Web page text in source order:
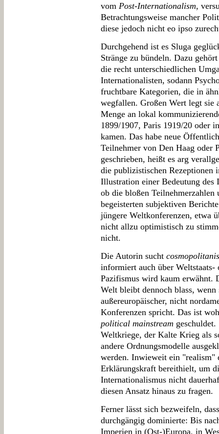
vom Post-Internationalism,
Betrachtungsweise mancher
diese jedoch nicht eo ipso
Durchgehend ist es Sluga
Stränge zu bündeln. Dazu
die recht unterschiedlichen
Internationalisten, sodann
fruchtbare Kategorien, die in
wegfallen. Großen Wert legt
Menge an lokal
1899/1907, Paris 1919/20 oder
kamen. Das habe neue
Teilnehmer von Den Haag oder
geschrieben, heißt es arg
die publizistischen Rezeptionen
Illustration einer Bedeutung des
ob die bloßen Teilnehmerzahlen
begeisterten subjektiven
jüngere Weltkonferenzen, etwa
nicht allzu optimistisch zu
nicht.
Die Autorin sucht
informiert auch über Weltstaats-
Pazifismus wird kaum erwähnt.
Welt bleibt dennoch blass,
außereuropäischer, nicht
Konferenzen spricht. Das ist
political mainstream geschuldet.
Weltkriege, der Kalte Krieg als
andere Ordnungsmodelle
werden. Inwieweit ein "realism"
Erklärungskraft bereithielt, um
Internationalismus nicht
diesen Ansatz hinaus zu fragen.
Ferner lässt sich bezweifeln,
durchgängig dominierte: Bis
Imperien in (Ost-)Europa, in